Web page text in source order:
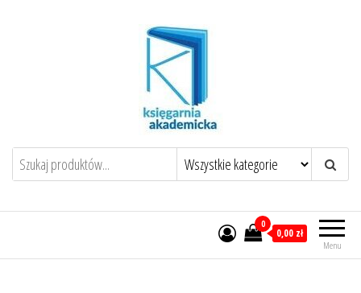
Menu
0
0,00 zł